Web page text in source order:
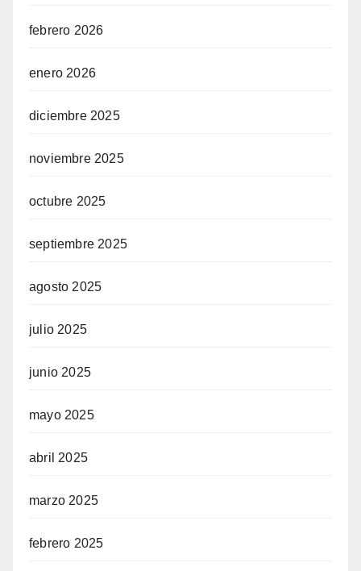
febrero 2026
enero 2026
diciembre 2025
noviembre 2025
octubre 2025
septiembre 2025
agosto 2025
julio 2025
junio 2025
mayo 2025
abril 2025
marzo 2025
febrero 2025